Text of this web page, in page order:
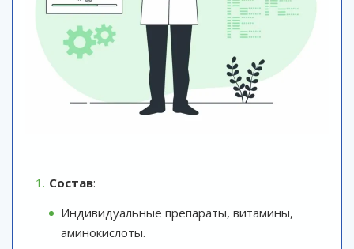
Состав:
Индивидуальные препараты, витамины,
аминокислоты.